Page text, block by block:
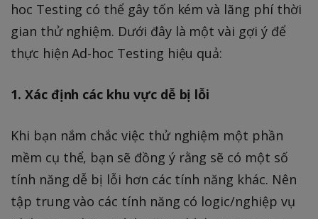
hoc Testing có thể gây tốn kém và lãng phí thời
gian thử nghiệm. Dưới đây là một vài gợi ý để
thực hiện Ad-hoc Testing hiệu quả:
1. Xác định các khu vực dễ bị lỗi
Khi bạn nắm chắc việc thử nghiệm một phần
mềm cụ thể, bạn sẽ đồng ý rằng sẽ có một số
tính năng dễ bị lỗi hơn các tính năng khác. Nên
tập trung vào các tính năng có logic/nghiệp vụ